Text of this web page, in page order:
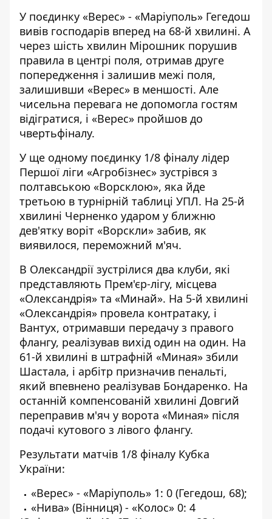
У поєдинку «Верес» - «Маріуполь» Гегедош
вивів господарів вперед на 68-й хвилині. А
через шість хвилин Мірошник порушив
правила в центрі поля, отримав друге
попередження і залишив межі поля,
залишивши «Верес» в меншості. Але
чисельна перевага не допомогла гостям
відігратися, і «Верес» пройшов до
чвертьфіналу.
У ще одному поєдинку 1/8 фіналу лідер
Першої ліги «Агробізнес» зустрівся з
полтавською «Ворсклою», яка йде
третьою в турнірній таблиці УПЛ. На 25-й
хвилині Черненко ударом у ближню
дев'ятку воріт «Ворскли» забив, як
виявилося, переможний м'яч.
В Олександрії зустрілися два клуби, які
представляють Прем'єр-лігу, місцева
«Олександрія» та «Минай». На 5-й хвилині
«Олександрія» провела контратаку, і
Вантух, отримавши передачу з правого
флангу, реалізував вихід один на один. На
61-й хвилині в штрафній «Миная» збили
Шастала, і арбітр призначив пенальті,
який впевнено реалізував Бондаренко. На
останній компенсованій хвилині Довгий
переправив м'яч у ворота «Миная» після
подачі кутового з лівого флангу.
Результати матчів 1/8 фіналу Кубка
України:
«Верес» - «Маріуполь» 1: 0 (Гегедош, 68);
«Нива» (Вінниця) - «Колос» 0: 4